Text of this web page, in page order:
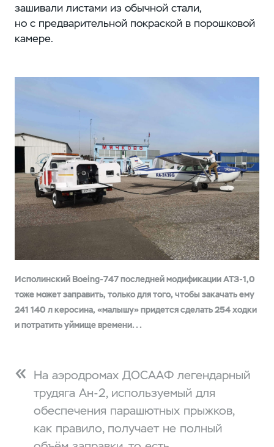
зашивали листами из обычной стали,
но с предварительной покраской в порошковой
камере.
Исполинский Boeing-747 последней модификации АТЗ-1,0
тоже может заправить, только для того, чтобы закачать ему
241 140 л керосина, «малышу» придется сделать 254 ходки
и потратить уймище времени...
На аэродромах ДОСААФ легендарный
трудяга Ан-2, используемый для
обеспечения парашютных прыжков,
как правило, получает не полный